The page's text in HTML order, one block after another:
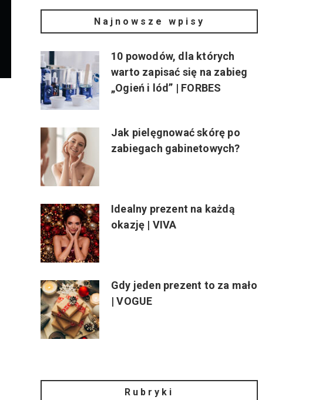
Najnowsze wpisy
10 powodów, dla których
warto zapisać się na zabieg
„Ogień i lód” | FORBES
Jak pielęgnować skórę po
zabiegach gabinetowych?
Idealny prezent na każdą
okazję | VIVA
Gdy jeden prezent to za mało
| VOGUE
Rubryki